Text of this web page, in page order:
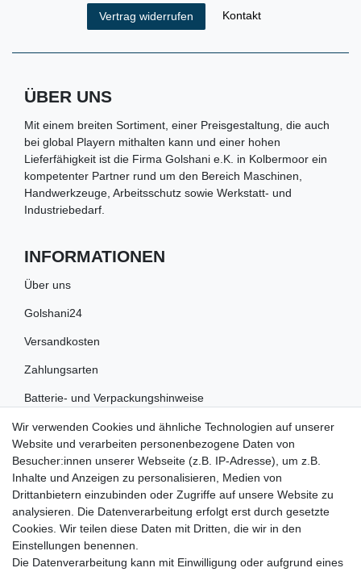
Vertrag widerrufen Kontakt
ÜBER UNS
Mit einem breiten Sortiment, einer Preisgestaltung, die auch
bei global Playern mithalten kann und einer hohen
Lieferfähigkeit ist die Firma Golshani e.K. in Kolbermoor ein
kompetenter Partner rund um den Bereich Maschinen,
Handwerkzeuge, Arbeitsschutz sowie Werkstatt- und
Industriebedarf.
INFORMATIONEN
Über uns
Golshani24
Versandkosten
Zahlungsarten
Batterie- und Verpackungshinweise
RECHTLICHES
Impressum
Datenschutz
Widerrufsrecht
AGB
Wir verwenden Cookies und ähnliche Technologien auf unserer
Website und verarbeiten personenbezogene Daten von
Besucher:innen unserer Webseite (z.B. IP-Adresse), um z.B.
Inhalte und Anzeigen zu personalisieren, Medien von
Drittanbietern einzubinden oder Zugriffe auf unsere Website zu
analysieren. Die Datenverarbeitung erfolgt erst durch gesetzte
Cookies. Wir teilen diese Daten mit Dritten, die wir in den
Einstellungen benennen.
Die Datenverarbeitung kann mit Einwilligung oder aufgrund eines